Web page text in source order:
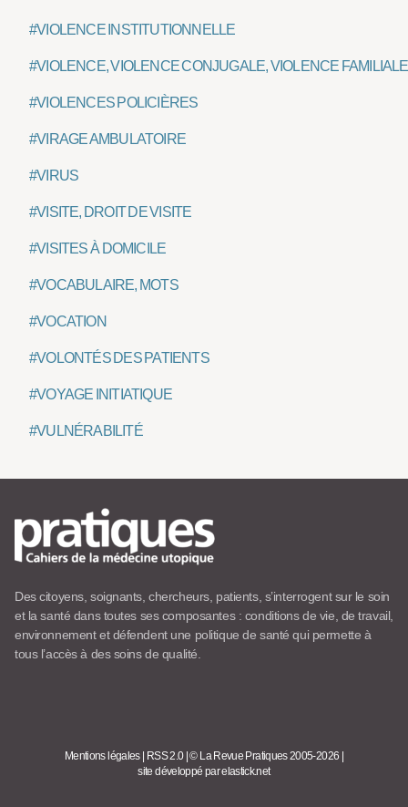
#VIOLENCE INSTITUTIONNELLE
#VIOLENCE, VIOLENCE CONJUGALE, VIOLENCE FAMILIALE
#VIOLENCES POLICIÈRES
#VIRAGE AMBULATOIRE
#VIRUS
#VISITE, DROIT DE VISITE
#VISITES À DOMICILE
#VOCABULAIRE, MOTS
#VOCATION
#VOLONTÉS DES PATIENTS
#VOYAGE INITIATIQUE
#VULNÉRABILITÉ
Des citoyens, soignants, chercheurs, patients, s’interrogent sur le soin
et la santé dans toutes ses composantes : conditions de vie, de travail,
environnement et défendent une politique de santé qui permette à
tous l’accès à des soins de qualité.
Mentions légales RSS 2.0 |© La Revue Pratiques 2005-2026
site développé par elastick.net